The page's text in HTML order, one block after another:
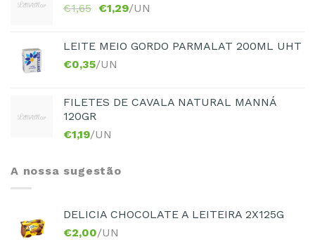
€1,65 €1,29/UN
LEITE MEIO GORDO PARMALAT 200ML UHT
€0,35/UN
FILETES DE CAVALA NATURAL MANNÁ
120GR
€1,19/UN
A nossa sugestão
DELICIA CHOCOLATE A LEITEIRA 2X125G
€2,00/UN